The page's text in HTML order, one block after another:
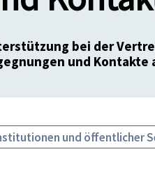
bei der
und
und öffentlicher